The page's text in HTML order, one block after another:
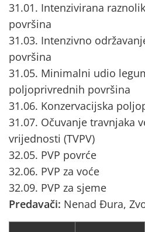
31.01. Intenzivirana
površina
31.03. Intenzivno
površina
31.05. Minimalni udio
poljoprivrednih površina
31.06. Konzervacijska
31.07. Očuvanje travnjaka
vrijednosti (TVPV)
32.05. PVP povrće
32.06. PVP za voće
32.09. PVP za sjeme
Predavači: Nenad Đura,